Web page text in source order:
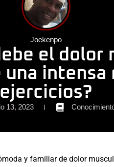
Joekenpo
el dolor
una intensa
ejercicios?
13, 2023
y familiar de dolor